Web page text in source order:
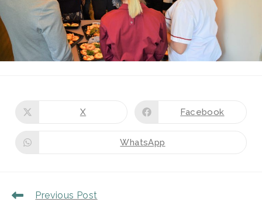
X Facebook
WhatsApp
Previous Post